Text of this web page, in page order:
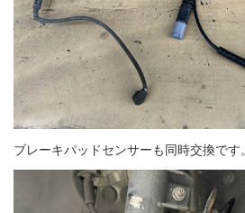
ブレーキパッドセンサーも同時交換です。